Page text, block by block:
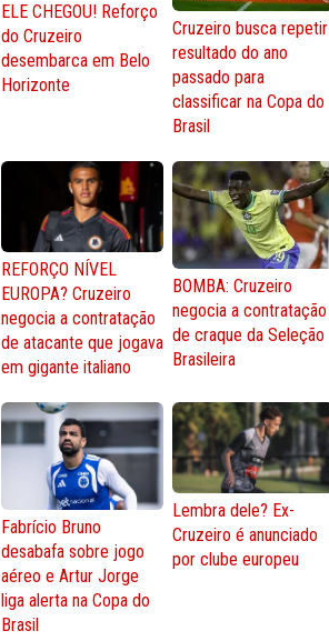
ELE CHEGOU! Reforço
do Cruzeiro
desembarca em Belo
Horizonte
Cruzeiro busca repetir
resultado do ano
passado para
classificar na Copa do
Brasil
REFORÇO NÍVEL
EUROPA? Cruzeiro
negocia a contratação
de atacante que jogava
em gigante italiano
BOMBA: Cruzeiro
negocia a contratação
de craque da Seleção
Brasileira
Fabrício Bruno
desabafa sobre jogo
aéreo e Artur Jorge
liga alerta na Copa do
Brasil
Lembra dele? Ex-
Cruzeiro é anunciado
por clube europeu